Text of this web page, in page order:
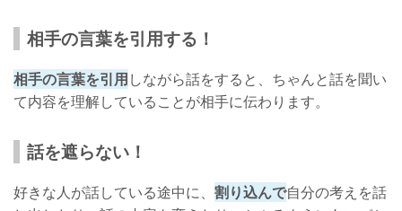
相手の言葉を引用する！
相手の言葉を引用しながら話をすると、ちゃんと話を聞い
て内容を理解していることが相手に伝わります。
話を遮らない！
好きな人が話している途中に、 割り込んで自分の考えを話